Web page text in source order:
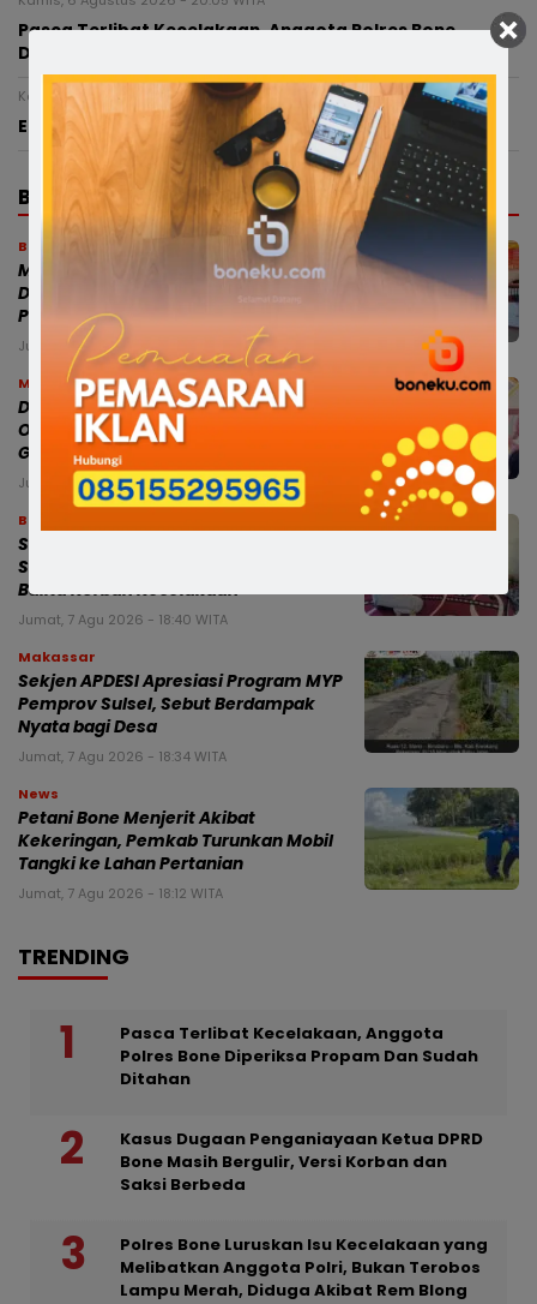
Pasca Terlibat Kecelakaan, Anggota Polres Bone
Diperiksa Propam Dan Sudah Ditahan
Kamis, 6 Agustus 2026 - 15:53 WITA
Enam Ketua TP PKK Kecamatan di Soppeng Dilantik
BERITA TERBARU
Bone
Modus Pesan Telur Bayar Sebagian,
Dugaan Penipuan di Bone Rugikan
Pedagang Ratusan Juta
Jumat, 7 Agu 2026 - 18:54 WITA
Makassar
Dampingi Mensos, Gubernur Sulsel
Optimistis Sekolah Rakyat Cetak
Generasi Berakhlak dan Berdaya Saing
Jumat, 7 Agu 2026 - 18:44 WITA
Bone
Satlantas Polres Bone Fasilitasi
Santunan Jasa Raharja bagi Keluarga
Balita Korban Kecelakaan
Jumat, 7 Agu 2026 - 18:40 WITA
Makassar
Sekjen APDESI Apresiasi Program MYP
Pemprov Sulsel, Sebut Berdampak
Nyata bagi Desa
Jumat, 7 Agu 2026 - 18:34 WITA
News
Petani Bone Menjerit Akibat
Kekeringan, Pemkab Turunkan Mobil
Tangki ke Lahan Pertanian
Jumat, 7 Agu 2026 - 18:12 WITA
TRENDING
Pasca Terlibat Kecelakaan, Anggota
Polres Bone Diperiksa Propam Dan Sudah
Ditahan
Kasus Dugaan Penganiayaan Ketua DPRD
Bone Masih Bergulir, Versi Korban dan
Saksi Berbeda
Polres Bone Luruskan Isu Kecelakaan yang
Melibatkan Anggota Polri, Bukan Terobos
Lampu Merah, Diduga Akibat Rem Blong